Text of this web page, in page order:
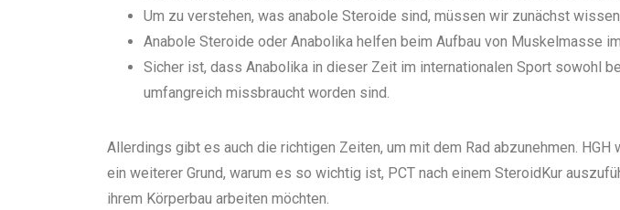
Um zu verstehen, was anabole Steroide sind, müssen wir zunächst
Anabole Steroide oder Anabolika helfen beim Aufbau von Muskelmasse
Sicher ist, dass Anabolika in dieser Zeit im internationalen Sport sowohl
umfangreich missbraucht worden sind.
Allerdings gibt es auch die richtigen Zeiten, um mit dem Rad abzunehmen.
ein weiterer Grund, warum es so wichtig ist, PCT nach einem SteroidKur
ihrem Körperbau arbeiten möchten.